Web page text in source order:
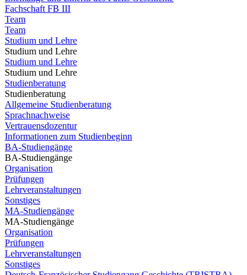
Fachschaft FB III
Team
Team
Studium und Lehre
Studium und Lehre
Studium und Lehre
Studium und Lehre
Studienberatung
Studienberatung
Allgemeine Studienberatung
Sprachnachweise
Vertrauensdozentur
Informationen zum Studienbeginn
BA-Studiengänge
BA-Studiengänge
Organisation
Prüfungen
Lehrveranstaltungen
Sonstiges
MA-Studiengänge
MA-Studiengänge
Organisation
Prüfungen
Lehrveranstaltungen
Sonstiges